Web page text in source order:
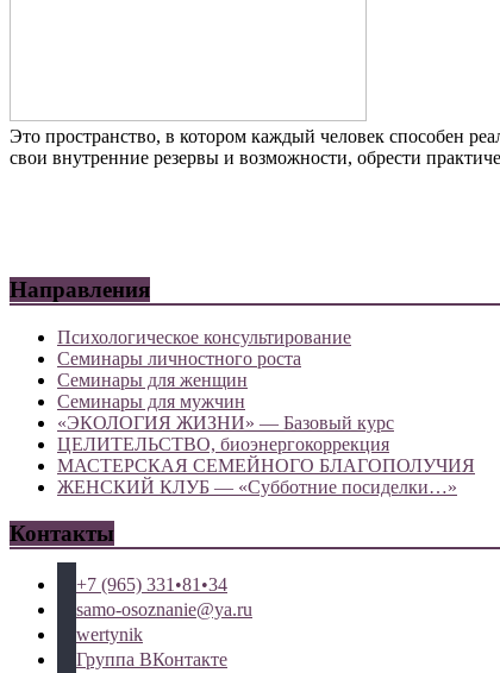
Это пространство, в котором каждый человек способен
свои внутренние резервы и возможности, обрести
Направления
Психологическое консультирование
Семинары личностного роста
Семинары для женщин
Семинары для мужчин
«ЭКОЛОГИЯ ЖИЗНИ» — Базовый курс
ЦЕЛИТЕЛЬСТВО, биоэнергокоррекция
МАСТЕРСКАЯ СЕМЕЙНОГО БЛАГОПОЛУЧИЯ
ЖЕНСКИЙ КЛУБ — «Субботние посиделки…»
Контакты
+7 (965) 331•81•34
samo-osoznanie@ya.ru
wertynik
Группа ВКонтакте